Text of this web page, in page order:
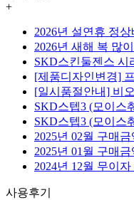
+
2026년 설연휴 정상
2026년 새해 복 많
SKD스킨둘젠스 시
[제품디자인변경]
[일시품절안내] 비
SKD스텝3 (모이스
SKD스텝3 (모이스
2025년 02월 구매
2025년 01월 구매
2024년 12월 무이
사용후기